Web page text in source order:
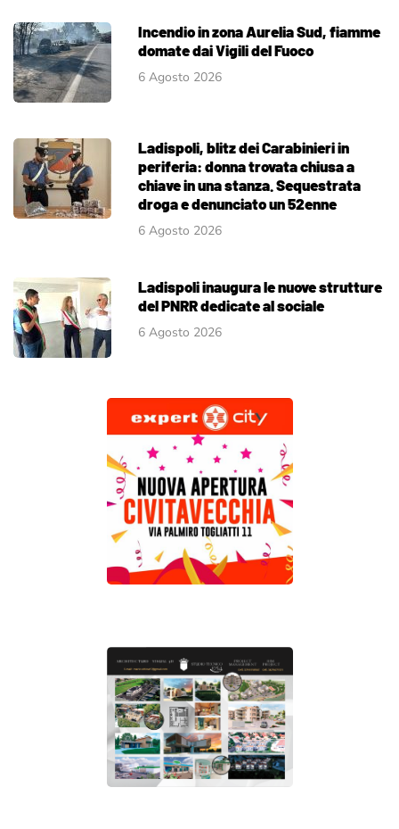
Incendio in zona Aurelia Sud, fiamme
domate dai Vigili del Fuoco
6 Agosto 2026
Ladispoli, blitz dei Carabinieri in
periferia: donna trovata chiusa a
chiave in una stanza. Sequestrata
droga e denunciato un 52enne
6 Agosto 2026
Ladispoli inaugura le nuove strutture
del PNRR dedicate al sociale
6 Agosto 2026